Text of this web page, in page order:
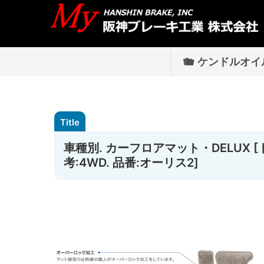
ケンドルオイ
車種別. カーフロアマット・DELUX
考:4WD. 品番:オーリス2]